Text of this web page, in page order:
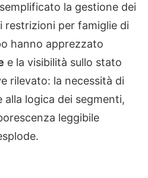
la gestione dei
restrizioni per famiglie di
hanno apprezzato
e la visibilità sullo stato
rilevato: la necessità di
logica dei segmenti,
leggibile